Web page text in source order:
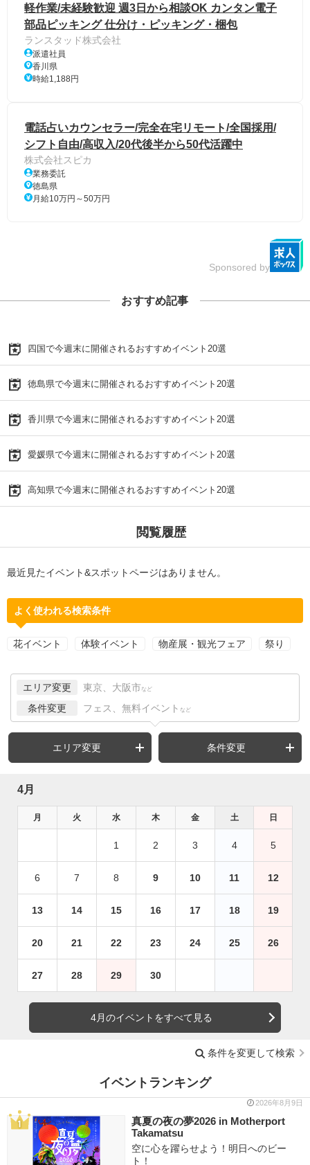
軽作業/未経験歓迎 週3日から相談OK カンタン電子
部品ピッキング 仕分け・ピッキング・梱包
ランスタッド株式会社
派遣社員
香川県
時給1,188円
電話占いカウンセラー/完全在宅リモート/全国採用/
シフト自由/高収入/20代後半から50代活躍中
株式会社スピカ
業務委託
徳島県
月給10万円～50万円
Sponsored by
おすすめ記事
四国で今週末に開催されるおすすめイベント20選
徳島県で今週末に開催されるおすすめイベント20選
香川県で今週末に開催されるおすすめイベント20選
愛媛県で今週末に開催されるおすすめイベント20選
高知県で今週末に開催されるおすすめイベント20選
閲覧履歴
最近見たイベント&スポットページはありません。
よく使われる検索条件
花イベント 体験イベント 物産展・観光フェア 祭り
エリア変更 東京、大阪市 など
条件変更 フェス、無料イベント など
エリア変更 条件変更
4月
月 火 水 木 金 土 日
1 2 3 4 5
6 7 8 9 10 11 12
13 14 15 16 17 18 19
20 21 22 23 24 25 26
27 28 29 30
4月のイベントをすべて見る
条件を変更して検索
イベントランキング
2026年8月9日
真夏の夜の夢2026 in Motherport
Takamatsu
空に心を躍らせよう！明日へのビー
ト！